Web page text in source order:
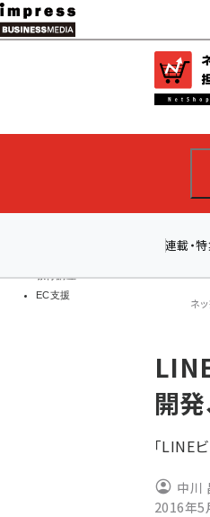
メ
イ
ン
ツ
移
教育講座
EC支援
連載・
ン
く
ず
ネ
開発
「LINE
中川
2016年5